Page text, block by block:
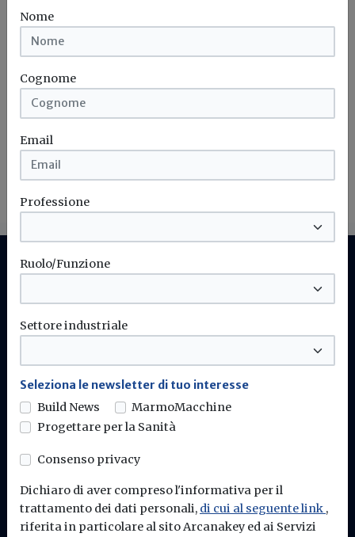
Iscriviti alla newsletter di
Build News
Rimani aggiornato sulle ultime
novità in campo di efficienza
energetica e sostenibilità edile
Iscriviti
Chi siamo
Nome
Cognome
Email
Professione
Ruolo/Funzione
Settore industriale
Seleziona le newsletter di tuo interesse
Build News
MarmoMacchine
Progettare per la Sanità
Consenso privacy
Dichiaro di aver compreso l'informativa per il
trattamento dei dati personali, di cui al seguente link ,
riferita in particolare al sito Arcanakey ed ai Servizi